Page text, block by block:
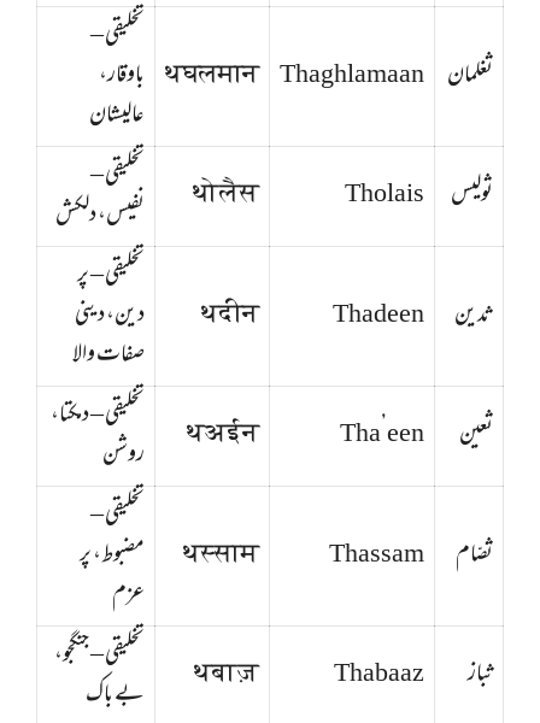
ثغلمان Thaghlamaan
थघलमान
تخلیقی –
باوقار،
عالیشان
ثولیس
Tholais
थोलैस
تخلیقی –
نفیس، دلکش
ثدین Thadeen
थदीन
تخلیقی – پر
دین، دینی
صفات والا
ثعین
Tha’een
थअईन
تخلیقی – دمکتا،
روشن
ثصّام Thassam
थस्साम
تخلیقی –
مضبوط، پر
عزم
ثباز
Thabaaz
थबाज़
تخلیقی – جنگجو،
بے باک